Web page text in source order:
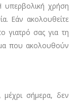
υπερβολική χρήση
Εάν ακολουθείτε
γιατρό σας για τη
που ακολουθούν
μέχρι σήμερα, δεν